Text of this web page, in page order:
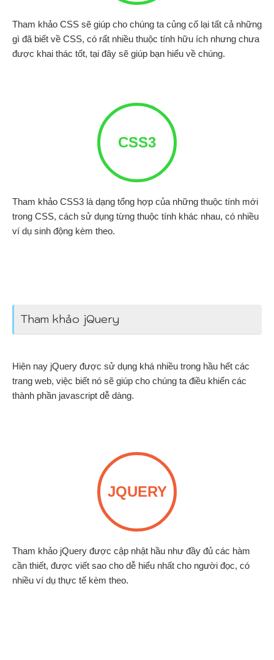
Tham khảo CSS sẽ giúp cho chúng ta củng cố lại tất cả những
gì đã biết về CSS, có rất nhiều thuộc tính hữu ích nhưng chưa
được khai thác tốt, tại đây sẽ giúp bạn hiểu về chúng.
CSS3
Tham khảo CSS3 là dạng tổng hợp của những thuộc tính mới
trong CSS, cách sử dụng từng thuộc tính khác nhau, có nhiều
ví dụ sinh động kèm theo.
Tham khảo jQuery
Hiện nay jQuery được sử dụng khá nhiều trong hầu hết các
trang web, việc biết nó sẽ giúp cho chúng ta điều khiển các
thành phần javascript dễ dàng.
JQUERY
Tham khảo jQuery được cập nhật hầu như đầy đủ các hàm
cần thiết, được viết sao cho dễ hiểu nhất cho người đọc, có
nhiều ví dụ thực tế kèm theo.